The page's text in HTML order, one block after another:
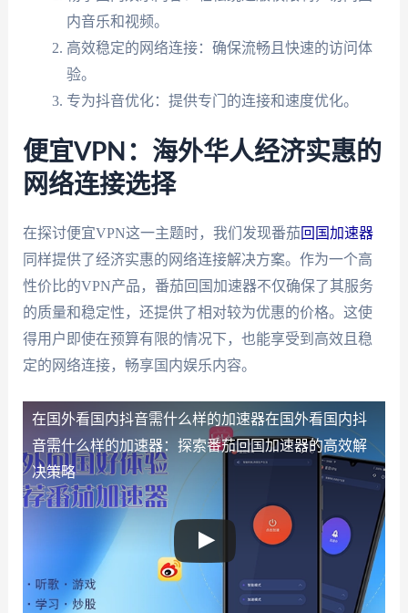
内音乐和视频。
高效稳定的网络连接：确保流畅且快速的访问体
验。
专为抖音优化：提供专门的连接和速度优化。
便宜VPN：海外华人经济实惠的
网络连接选择
在探讨便宜VPN这一主题时，我们发现番茄回国加速器
同样提供了经济实惠的网络连接解决方案。作为一个高
性价比的VPN产品，番茄回国加速器不仅确保了其服务
的质量和稳定性，还提供了相对较为优惠的价格。这使
得用户即使在预算有限的情况下，也能享受到高效且稳
定的网络连接，畅享国内娱乐内容。
在国外看国内抖音需什么样的加速器在国外看国内抖
音需什么样的加速器：探索番茄回国加速器的高效解
决策略